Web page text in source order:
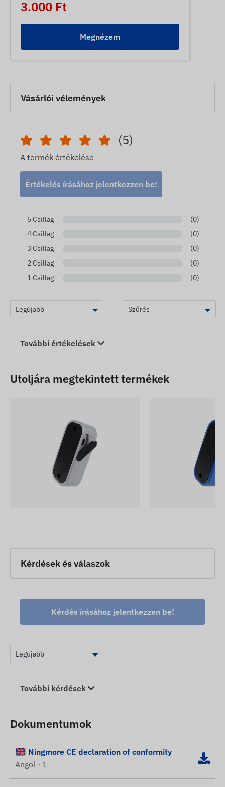
3.000 Ft
Megnézem
Vásárlói vélemények
(5)
A termék értékelése
Értékelés írásához jelentkezzen be!
5 Csillag
(0)
4 Csillag
(0)
3 Csillag
(0)
2 Csillag
(0)
1 Csillag
(0)
További értékelések
Utoljára megtekintett termékek
Kérdések és válaszok
Kérdés írásához jelentkezzen be!
További kérdések
Dokumentumok
Ningmore CE declaration of conformity
Angol - 1